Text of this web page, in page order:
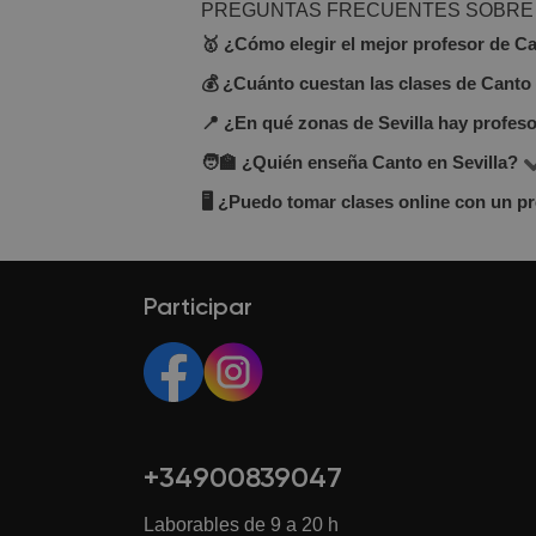
PREGUNTAS FRECUENTES
🥇 ¿Cómo elegir el mejor profesor de
En la plataforma BuscaTuProfesor
precio por hora, opiniones de otros
prueba gratuita para conocer su
💰 ¿Cuánto cuestan las clases de
El precio de las clases varía según
y 30 €/hora.
📍 ¿En qué zonas de Sevilla hay
En BuscaTuProfesor puedes
mayor flexibilidad. Usa los filtros en
🧑‍🏫 ¿Quién enseña Canto en Sevilla?
Tenemos una comunidad de
🖥 ¿Puedo tomar clases online con un
Participar
+34900839047
Laborables de 9 a 20 h